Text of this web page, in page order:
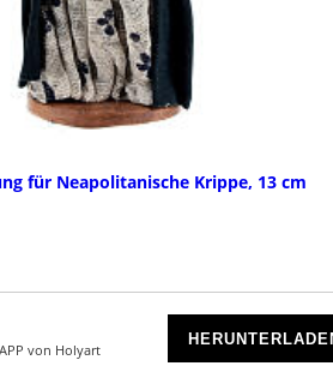
von Holyart
für Neapolitanische Krippe, 13 cm